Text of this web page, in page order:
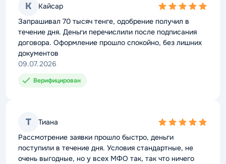
К Кайсар
5,0
rating
Запрашивал 70 тысяч тенге, одобрение получил в
течение дня. Деньги перечислили после подписания
договора. Оформление прошло спокойно, без лишних
документов
09.07.2026
Верифицирован
Т Тиана
5,0
rating
Рассмотрение заявки прошло быстро, деньги
поступили в течение дня. Условия стандартные, не
очень выгодные, но у всех МФО так, так что ничего